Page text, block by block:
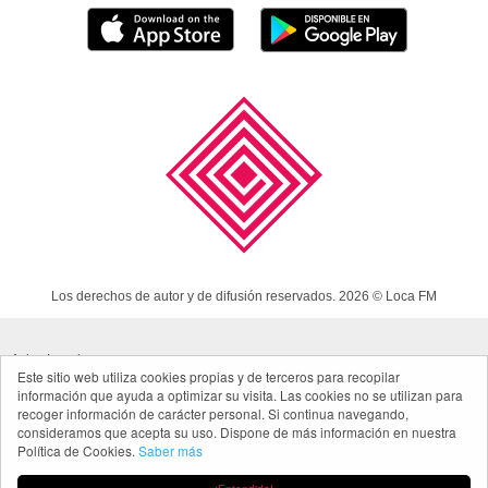
Este sitio web utiliza cookies propias y de terceros para recopilar
información que ayuda a optimizar su visita. Las cookies no se utilizan para
recoger información de carácter personal. Si continua navegando,
consideramos que acepta su uso. Dispone de más información en nuestra
Política de Cookies. Saber más
Los derechos de autor y de difusión reservados. 2026 © Loca FM
Aviso Legal
Política de cookies
Política de privacidad App